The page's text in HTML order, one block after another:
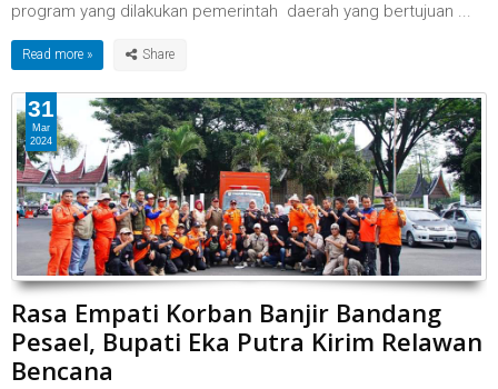
program yang dilakukan pemerintah daerah yang bertujuan ...
Read more »
Rasa Empati Korban Banjir Bandang
Pesael, Bupati Eka Putra Kirim Relawan
Bencana
31
Mar
2024